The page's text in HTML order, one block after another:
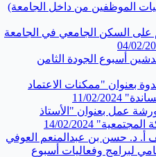
الموظفين من داخل الجامعة)
إعلان تمديد استقبال طلبات التقديم على السكن الجامعي في ⁧‫الجامعة
04/02/
أسبوع الجودة الثامن
بعنوان "ممكنات الاعتماد
11/02/2024
عمل بعنوان "الأستاذ
المجتمعية" 14/02/2024
أ. د. حسن بن عبدالمنعم العوفي
لبرامج وفعاليات أسبوع